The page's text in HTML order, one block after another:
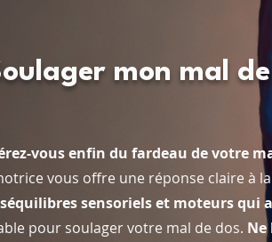
mon mal
vous enfin du fardeau de votre
vous offre une réponse claire à
sensoriels et moteurs qui
pour soulager votre mal de dos. Ne